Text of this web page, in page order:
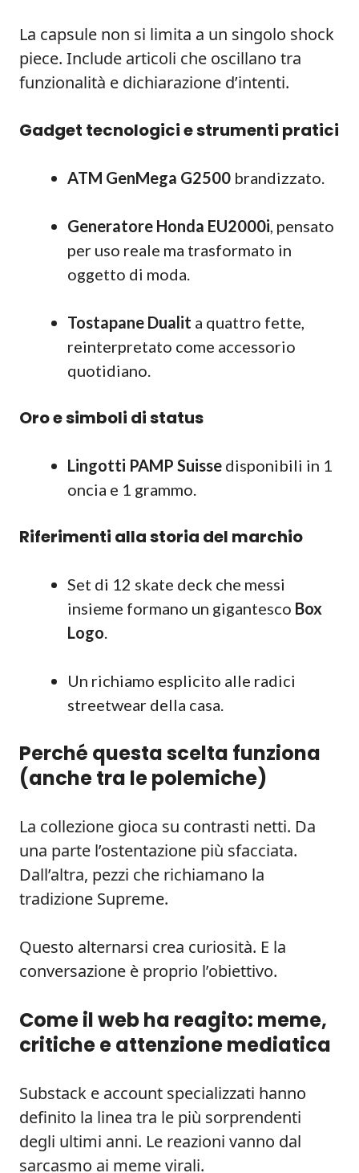
La capsule non si limita a un singolo shock
piece. Include articoli che oscillano tra
funzionalità e dichiarazione d’intenti.
Gadget tecnologici e strumenti pratici
ATM GenMega G2500 brandizzato.
Generatore Honda EU2000i, pensato
per uso reale ma trasformato in
oggetto di moda.
Tostapane Dualit a quattro fette,
reinterpretato come accessorio
quotidiano.
Oro e simboli di status
Lingotti PAMP Suisse disponibili in 1
oncia e 1 grammo.
Riferimenti alla storia del marchio
Set di 12 skate deck che messi
insieme formano un gigantesco Box
Logo.
Un richiamo esplicito alle radici
streetwear della casa.
Perché questa scelta funziona
(anche tra le polemiche)
La collezione gioca su contrasti netti. Da
una parte l’ostentazione più sfacciata.
Dall’altra, pezzi che richiamano la
tradizione Supreme.
Questo alternarsi crea curiosità. E la
conversazione è proprio l’obiettivo.
Come il web ha reagito: meme,
critiche e attenzione mediatica
Substack e account specializzati hanno
definito la linea tra le più sorprendenti
degli ultimi anni. Le reazioni vanno dal
sarcasmo ai meme virali.